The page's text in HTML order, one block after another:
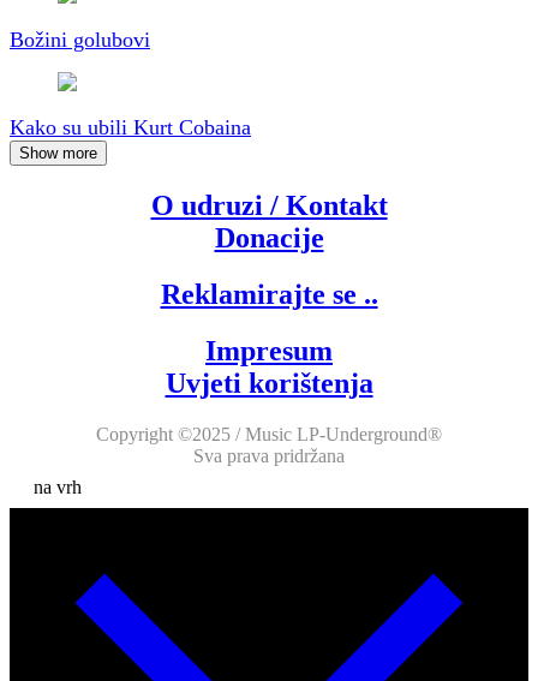
Božini golubovi
Kako su ubili Kurt Cobaina
Show more
O udruzi / Kontakt
Donacije
Reklamirajte se ..
Impresum
Uvjeti korištenja
Copyright ©2025 / Music LP-Underground®
Sva prava pridržana
na vrh